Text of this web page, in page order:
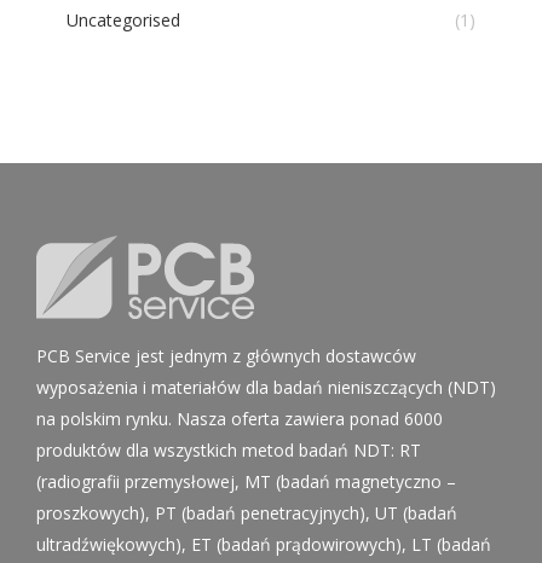
Uncategorised
(1)
PCB Service jest jednym z głównych dostawców
wyposażenia i materiałów dla badań nieniszczących (NDT)
na polskim rynku. Nasza oferta zawiera ponad 6000
produktów dla wszystkich metod badań NDT: RT
(radiografii przemysłowej, MT (badań magnetyczno –
proszkowych), PT (badań penetracyjnych), UT (badań
ultradźwiękowych), ET (badań prądowirowych), LT (badań